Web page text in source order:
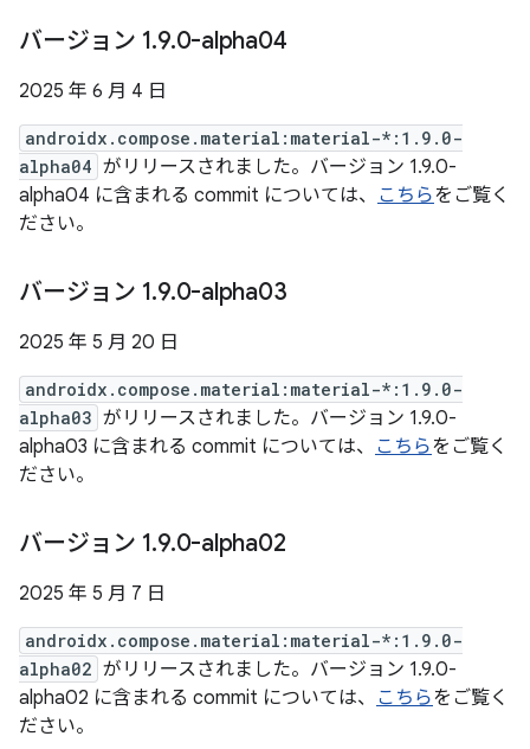
バージョン 1.9.0-alpha04
2025 年 6 月 4 日
androidx.compose.material:material-*:1.9.0-
alpha04 がリリースされました。バージョン 1.9.0-
alpha04 に含まれる commit については、 こちらをご覧く
ださい。
バージョン 1.9.0-alpha03
2025 年 5 月 20 日
androidx.compose.material:material-*:1.9.0-
alpha03 がリリースされました。バージョン 1.9.0-
alpha03 に含まれる commit については、 こちらをご覧く
ださい。
バージョン 1.9.0-alpha02
2025 年 5 月 7 日
androidx.compose.material:material-*:1.9.0-
alpha02 がリリースされました。バージョン 1.9.0-
alpha02 に含まれる commit については、 こちらをご覧く
ださい。